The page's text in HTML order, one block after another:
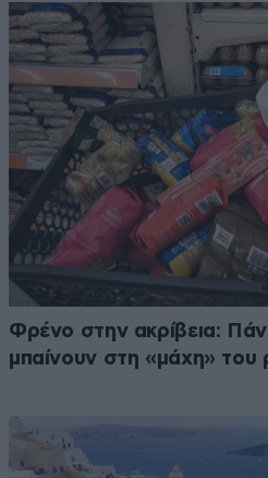
Φρένο στην ακρίβεια:
μπαίνουν στη «μάχη» του